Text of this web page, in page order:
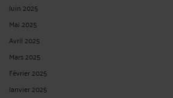
Juin 2025
Mai 2025
Avril 2025
Mars 2025
Février 2025
Janvier 2025